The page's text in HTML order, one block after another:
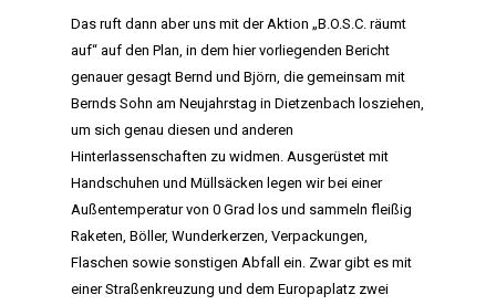
Das ruft dann aber uns mit der Aktion „B.O.S.C. räumt
auf“ auf den Plan, in dem hier vorliegenden Bericht
genauer gesagt Bernd und Björn, die gemeinsam mit
Bernds Sohn am Neujahrstag in Dietzenbach losziehen,
um sich genau diesen und anderen
Hinterlassenschaften zu widmen. Ausgerüstet mit
Handschuhen und Müllsäcken legen wir bei einer
Außentemperatur von 0 Grad los und sammeln fleißig
Raketen, Böller, Wunderkerzen, Verpackungen,
Flaschen sowie sonstigen Abfall ein. Zwar gibt es mit
einer Straßenkreuzung und dem Europaplatz zwei